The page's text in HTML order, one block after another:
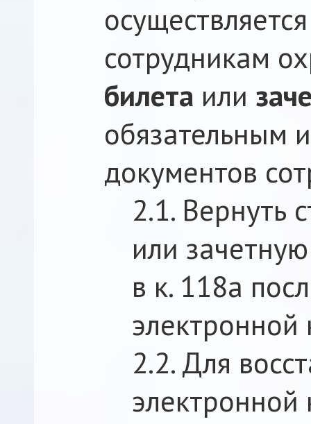
сотрудникам
билета или
обязательным
документов
2.1. Вернуть
или
в к. 118a
электронной
2.2. Для